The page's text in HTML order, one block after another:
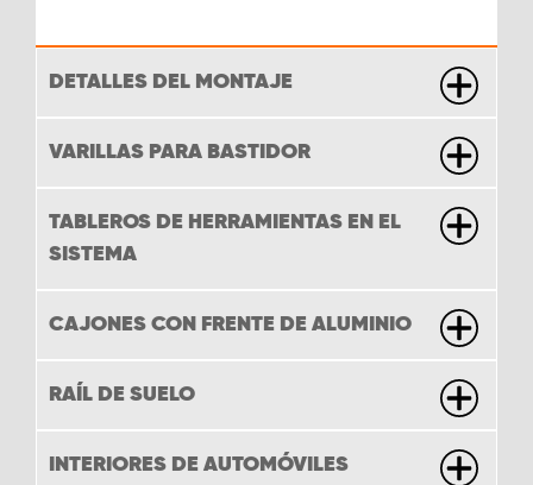
DETALLES DEL MONTAJE
VARILLAS PARA BASTIDOR
TABLEROS DE HERRAMIENTAS EN EL
SISTEMA
CAJONES CON FRENTE DE ALUMINIO
RAÍL DE SUELO
INTERIORES DE AUTOMÓVILES